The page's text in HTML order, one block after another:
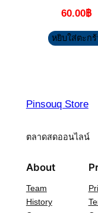
60.00฿
หยิบใส่ตะกร้
Pinsouq Store
ตลาดสดออนไลน์
About
Team
History